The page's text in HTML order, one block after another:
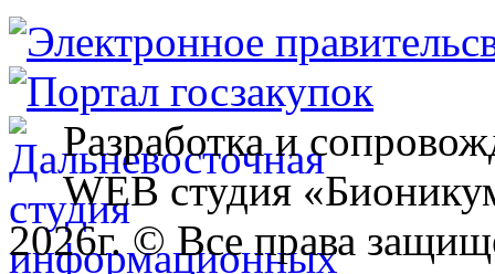
Разработка и
WEB студия
2026г. © Все права